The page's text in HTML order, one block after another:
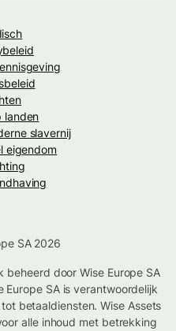
landen
slavernij
eigendom
SA 2026
door Wise Europe SA
Europe SA is verantwoordelijk
betaaldiensten. Wise Assets
alle inhoud met betrekking